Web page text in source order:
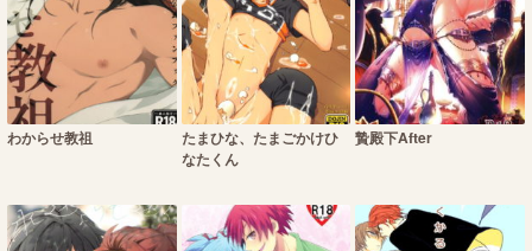
わからせ教祖
たまひな、たまごかけひ
なたくん
贄殿下After